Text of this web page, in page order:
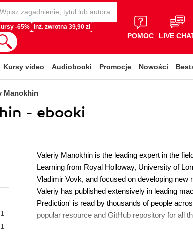
-65% Inż. zwrotna 39,90 zł
POMOC LIVE
Kursy video Audiobooki Promocje Nowości
Manokhin
- ebooki
1
1
Valeriy Manokhin is the leading expert in the
Learning from Royal Holloway, University of
Vladimir Vovk, and focused on developing
Valeriy has published extensively in leading
Prediction' is read by thousands of people
popular resource and GitHub repository for all